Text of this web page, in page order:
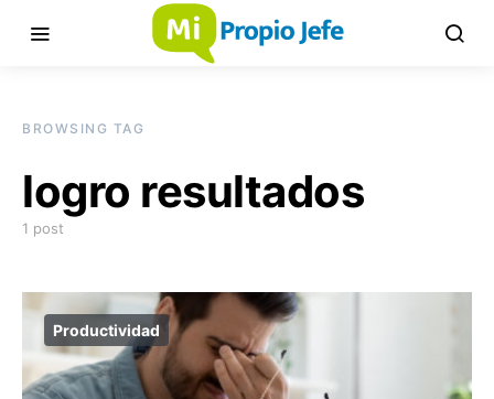
BROWSING TAG
logro resultados
1 post
Productividad